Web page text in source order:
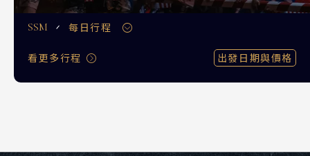
SSM 每日行程
看更多行程 出發日期與價格